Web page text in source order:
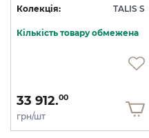
Колекція: TALIS S
Кількість товару обмежена
33 912.00
грн/шт